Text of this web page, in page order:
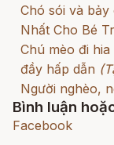
Chó sói và
Nhất Cho Bé
Chú mèo đi
đầy hấp dẫn
Người nghèo,
Bình luận
Facebook